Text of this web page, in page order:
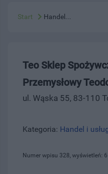
Start Handel...
Teo Sklep
Przemysłowy
ul. Wąska 55, 83-110
Kategoria: Handel i
Numer wpisu 328, wyświetleń: